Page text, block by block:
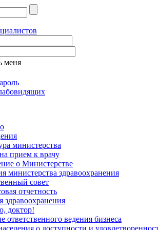
меня
министерства
прием к врачу
о Министерстве
министерства здравоохранения
совет
отчетность
здравоохранения
доктор!
ответственного ведения бизнеса
о доступности и